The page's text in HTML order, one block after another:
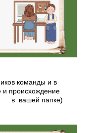
команды и в
и происхождение
в вашей папке)